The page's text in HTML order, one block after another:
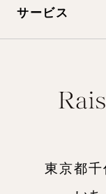
東京都
サービス